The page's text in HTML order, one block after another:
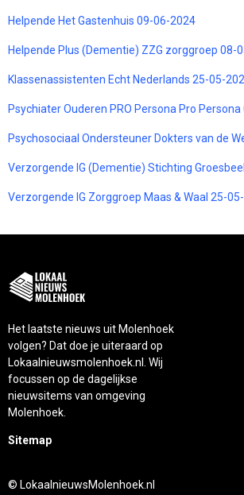
Helpende Het Gastenhuis 09-06-2024
Helpende Plus (Dementie) ZZG zorggroep 08-
Klassenassistenten Echt Nederlands 25-05-
Psychiater Ouderen PRO Persona Pro
Psychosociaal Ondersteuner Dokters van de
Verzorgende IG (Dementie) Stichting
Verzorgende IG Zorggroep Maas & Waal 25-
Het laatste nieuws uit Molenhoek
volgen? Dat doe je uiteraard op
Lokaalnieuwsmolenhoek.nl. Wij
focussen op de dagelijkse
nieuwsitems van omgeving
Molenhoek.
Sitemap
© LokaalnieuwsMolenhoek.nl